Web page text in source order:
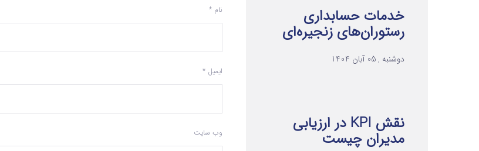
نام *
ایمیل *
وب‌ سایت
خدمات حسابداری
رستوران‌های زنجیره‌ای
دوشنبه , 05 آبان 1404
نقش KPI در ارزیابی
مدیران چیست